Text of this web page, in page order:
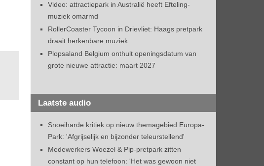
Video: attractiepark in Australië heeft Efteling-
muziek omarmd
RollerCoaster Tycoon in Drievliet: Haags pretpark
draait herkenbare muziek
Plopsaland Belgium onthult openingsdatum van
grote nieuwe attractie: maart 2027
Laatste audio
Snoeiharde kritiek op nieuw themagebied Europa-
Park: 'Afgrijselijk en bijzonder teleurstellend'
Medewerkers Woezel & Pip-pretpark zitten
constant op hun telefoon: 'Het was gewoon niet